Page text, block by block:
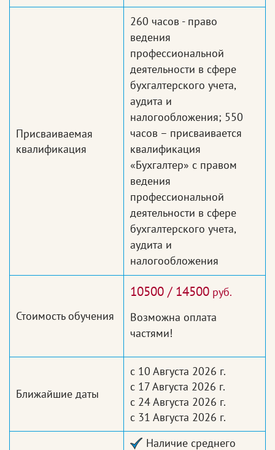
Присваиваемая
квалификация
260 часов - право
ведения
профессиональной
деятельности в сфере
бухгалтерского учета,
аудита и
налогообложения; 550
часов – присваивается
квалификация
«Бухгалтер» с правом
ведения
профессиональной
деятельности в сфере
бухгалтерского учета,
аудита и
налогообложения
Стоимость обучения
10500 / 14500 руб.
Возможна оплата
частями!
Ближайшие даты
с 10 Августа 2026 г.
с 17 Августа 2026 г.
с 24 Августа 2026 г.
с 31 Августа 2026 г.
Наличие среднего